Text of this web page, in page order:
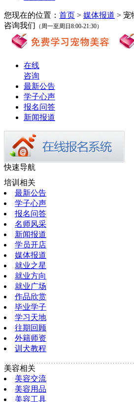
您现在的位置： 首页 > 媒体报道 > 宠
咨询我们 （周一至周日8:00-21:30）
在线
咨询
最新公告
学子心声
报名问答
新闻报道
快速导航
培训相关
最新公告
学子心声
报名问答
名师风采
新闻报道
学员开店
媒体报道
就业之星
就业方向
就业广场
作品欣赏
毕业学子
学习天地
往期回顾
外籍师资
训犬教程
美容相关
美容交流
美容用品
美容工具